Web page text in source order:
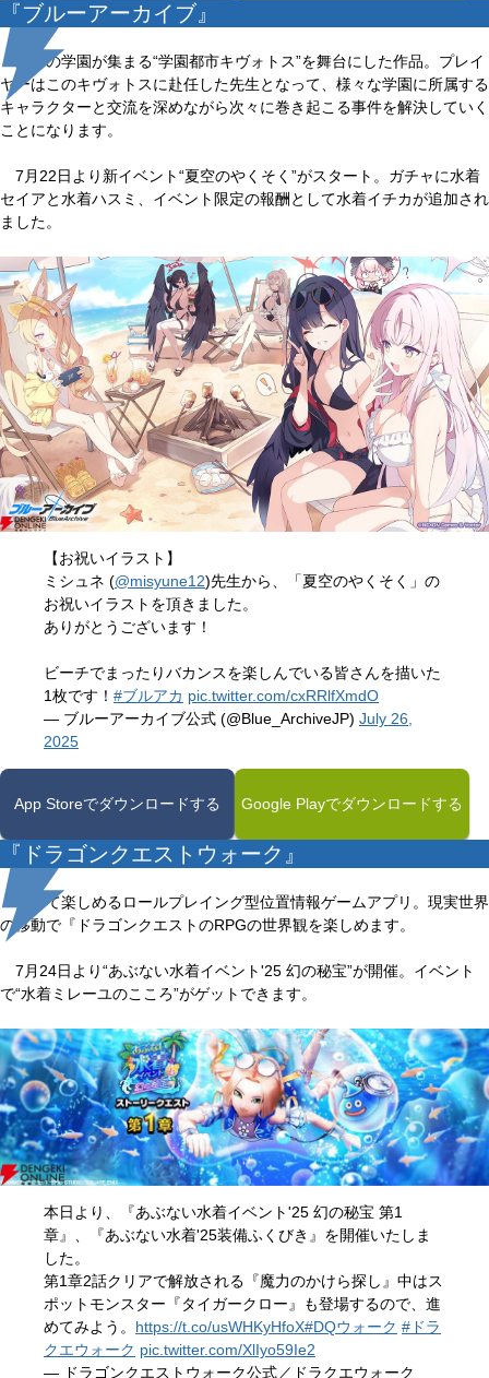
『ブルーアーカイブ』
数千の学園が集まる“学園都市キヴォトス”を舞台にした作品。プレイ
ヤーはこのキヴォトスに赴任した先生となって、様々な学園に所属する
キャラクターと交流を深めながら次々に巻き起こる事件を解決していく
ことになります。
7月22日より新イベント“夏空のやくそく”がスタート。ガチャに水着
セイアと水着ハスミ、イベント限定の報酬として水着イチカが追加され
ました。
【お祝いイラスト】
ミシュネ (@misyune12)先生から、「夏空のやくそく」の
お祝いイラストを頂きました。
ありがとうございます！
ビーチでまったりバカンスを楽しんでいる皆さんを描いた
1枚です！ #ブルアカ pic.twitter.com/cxRRlfXmdO
— ブルーアーカイブ公式 (@Blue_ArchiveJP) July 26,
2025
App Storeでダウンロードする Google Playでダウンロードする
『ドラゴンクエストウォーク』
歩いて楽しめるロールプレイング型位置情報ゲームアプリ。現実世界
の移動で『ドラゴンクエストのRPGの世界観を楽しめます。
7月24日より“あぶない水着イベント'25 幻の秘宝”が開催。イベント
で“水着ミレーユのこころ”がゲットできます。
本日より、『あぶない水着イベント'25 幻の秘宝 第1
章』、『あぶない水着'25装備ふくびき』を開催いたしま
した。
第1章2話クリアで解放される『魔力のかけら探し』中はス
ポットモンスター『タイガークロー』も登場するので、進
めてみよう。 https://t.co/usWHKyHfoX#DQウォーク #ドラ
クエウォーク pic.twitter.com/XlIyo59Ie2
— ドラゴンクエストウォーク公式／ドラクエウォーク